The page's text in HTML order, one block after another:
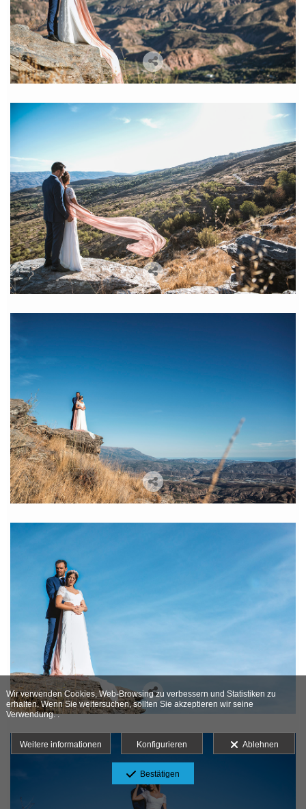
Wir verwenden Cookies, Web-Browsing zu verbessern und Statistiken zu
erhalten. Wenn Sie weitersuchen, sollten Sie akzeptieren wir seine
Verwendung. .
Weitere informationen Konfigurieren Ablehnen
Bestätigen